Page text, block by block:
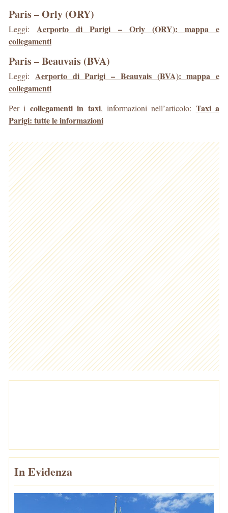
Paris – Orly (ORY)
Leggi: Aerporto di Parigi – Orly (ORY): mappa e
collegamenti
Paris – Beauvais (BVA)
Leggi: Aerporto di Parigi – Beauvais (BVA): mappa e
collegamenti
Per i collegamenti in taxi, informazioni nell’articolo: Taxi a
Parigi: tutte le informazioni
In Evidenza